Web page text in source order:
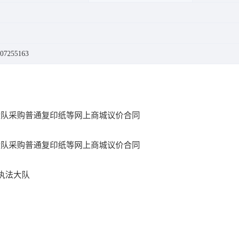
采购普通复印纸等网上商城议价合同
采购普通复印纸等网上商城议价合同
法大队